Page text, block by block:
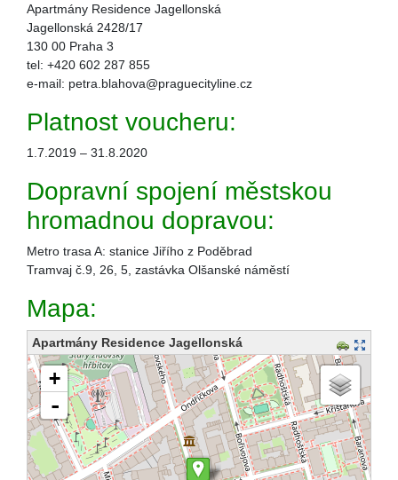
Apartmány Residence Jagellonská
Jagellonská 2428/17
130 00 Praha 3
tel: +420 602 287 855
e-mail: petra.blahova@praguecityline.cz
Platnost voucheru:
1.7.2019 – 31.8.2020
Dopravní spojení městskou
hromadnou dopravou:
Metro trasa A: stanice Jiřího z Poděbrad
Tramvaj č.9, 26, 5, zastávka Olšanské náměstí
Mapa:
Apartmány Residence Jagellonská
načítám mapu - prosím čekejte...
+
-